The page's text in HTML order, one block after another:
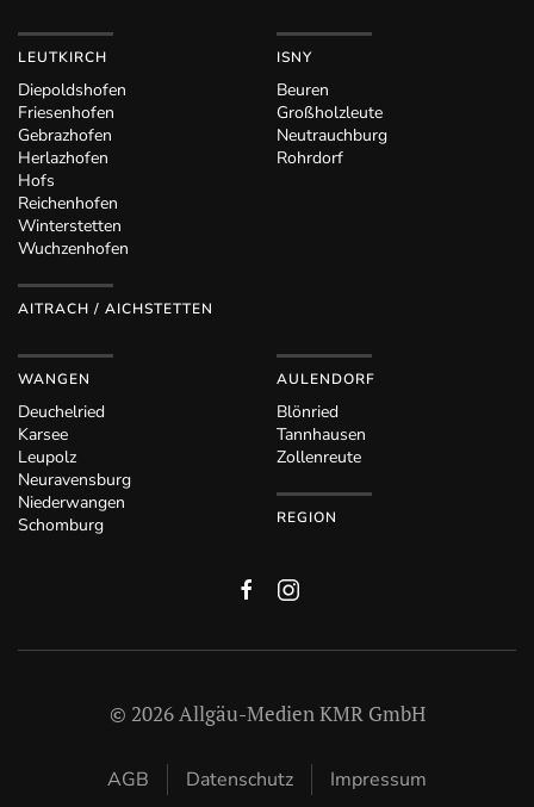
LEUTKIRCH
Diepoldshofen
Friesenhofen
Gebrazhofen
Herlazhofen
Hofs
Reichenhofen
Winterstetten
Wuchzenhofen
AITRACH / AICHSTETTEN
ISNY
Beuren
Großholzleute
Neutrauchburg
Rohrdorf
WANGEN
Deuchelried
Karsee
Leupolz
Neuravensburg
Niederwangen
Schomburg
AULENDORF
Blönried
Tannhausen
Zollenreute
REGION
© 2026Allgäu-Medien KMR GmbH
AGB Datenschutz Impressum